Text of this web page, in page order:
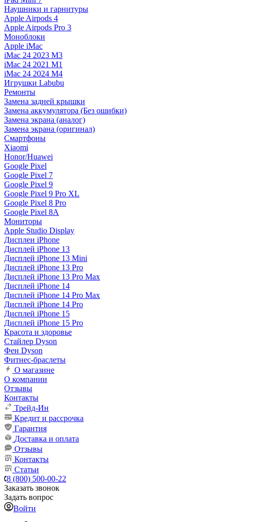
Наушники и гарнитуры
Apple Airpods 4
Apple Airpods Pro 3
Моноблоки
Apple iMac
iMac 24 2023 M3
iMac 24 2021 M1
iMac 24 2024 M4
Игрушки Labubu
Ремонты
Замена задней крышки
Замена аккумулятора (Без ошибки)
Замена экрана (аналог)
Замена экрана (оригинал)
Смартфоны
Xiaomi
Honor/Huawei
Google Pixel
Google Pixel 7
Google Pixel 9
Google Pixel 9 Pro XL
Google Pixel 8 Pro
Google Pixel 8A
Мониторы
Apple Studio Display
Дисплеи iPhone
Дисплей iPhone 13
Дисплей iPhone 13 Mini
Дисплей iPhone 13 Pro
Дисплей iPhone 13 Pro Max
Дисплей iPhone 14
Дисплей iPhone 14 Pro Max
Дисплей iPhone 14 Pro
Дисплей iPhone 15
Дисплей iPhone 15 Pro
Красота и здоровье
Стайлер Dyson
Фен Dyson
Фитнес-браслеты
О магазине
О компании
Отзывы
Контакты
Трейд-Ин
Кредит и рассрочка
Гарантия
Доставка и оплата
Отзывы
Контакты
Статьи
8 (800) 500-00-22
Заказать звонок
Задать вопрос
Войти